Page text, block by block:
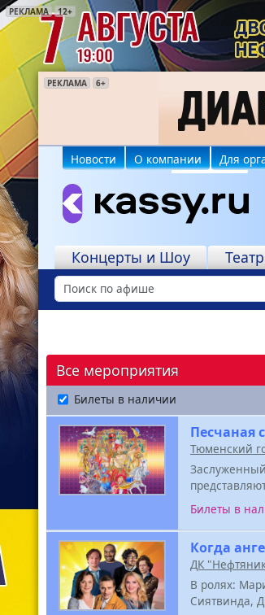
РЕКЛАМА 12+
РЕКЛАМА 12+
РЕКЛАМА 6+
РЕКЛАМА 12+
РЕКЛАМА 18+
РЕКЛАМА 18+
РЕКЛАМА 6+
РЕКЛАМА 12+
Новости О компании Для
Концерты и Шоу Театр
Все мероприятия
Билеты в наличии
Песчаная
Тюменский
Билеты в
Когда
ДК
В ролях:
Сиятвинда,